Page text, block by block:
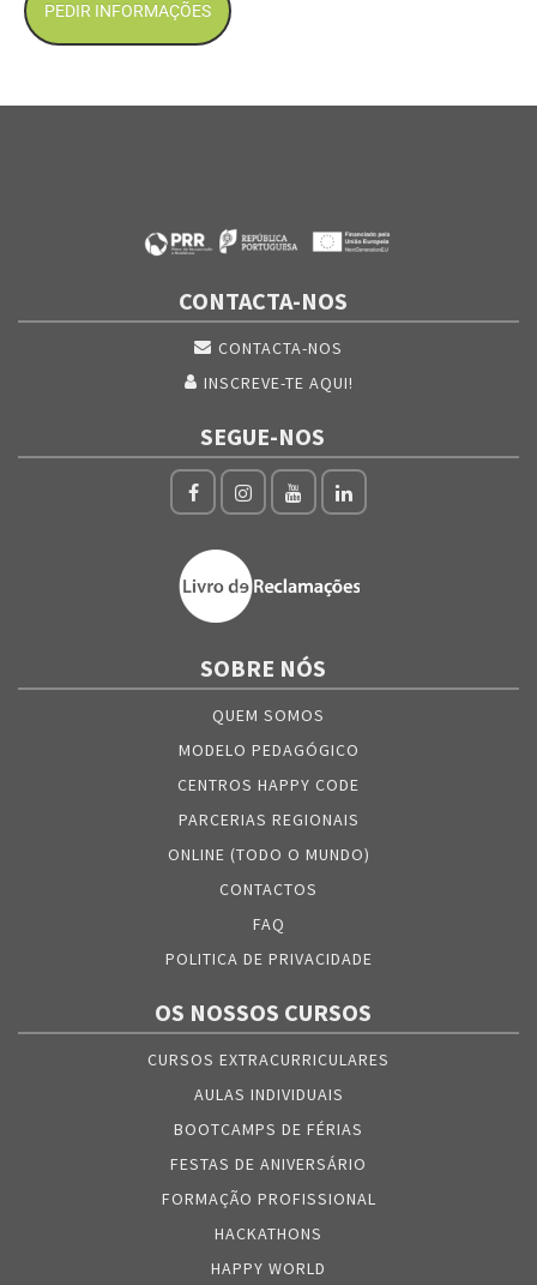
PEDIR INFORMAÇÕES
CONTACTA-NOS
CONTACTA-NOS
INSCREVE-TE AQUI!
SEGUE-NOS
SOBRE NÓS
QUEM SOMOS
MODELO PEDAGÓGICO
CENTROS HAPPY CODE
PARCERIAS REGIONAIS
ONLINE (TODO O MUNDO)
CONTACTOS
FAQ
POLITICA DE PRIVACIDADE
OS NOSSOS CURSOS
CURSOS EXTRACURRICULARES
AULAS INDIVIDUAIS
BOOTCAMPS DE FÉRIAS
FESTAS DE ANIVERSÁRIO
FORMAÇÃO PROFISSIONAL
HACKATHONS
HAPPY WORLD